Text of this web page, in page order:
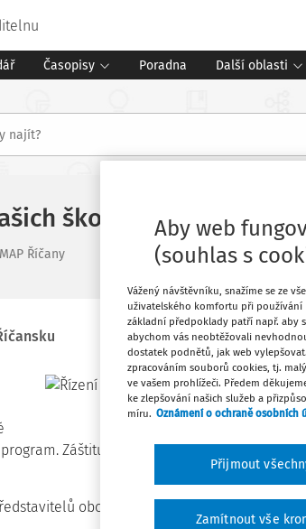
Časopisy Poradna Další oblasti
škol a dětí?
MAP Říčany
Záštitu převzal Mgr. Vladimír Kořen,
obcí i dalších aktérů ve vzdělávání.
Aby web
(souhlas s
Vážený návštěvníku, snažíme se ze
uživatelského komfortu při používání
základní předpoklady patří např. aby
abychom vás neobtěžovali
dostatek podnětů, jak web
zpracováním souborů cookies, tj.
ve vašem prohlížeči. Předem
ke zlepšování našich služeb a
míru. Oznámení o ochraně osobních
Zamítnout vše
Přijmout